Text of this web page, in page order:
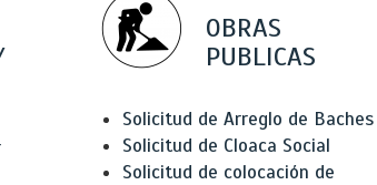
OBRAS
PUBLICAS
Solicitud de Arreglo de Baches
Solicitud de Cloaca Social
Solicitud de colocación de